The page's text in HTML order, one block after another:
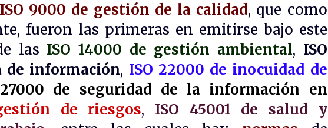
ISO 9000 de gestión de la calidad, que como
fueron las primeras en emitirse bajo este
las ISO 14000 de gestión ambiental, ISO
de información, ISO 22000 de inocuidad de
de seguridad de la información en
de riesgos,
ISO 45001 de salud y